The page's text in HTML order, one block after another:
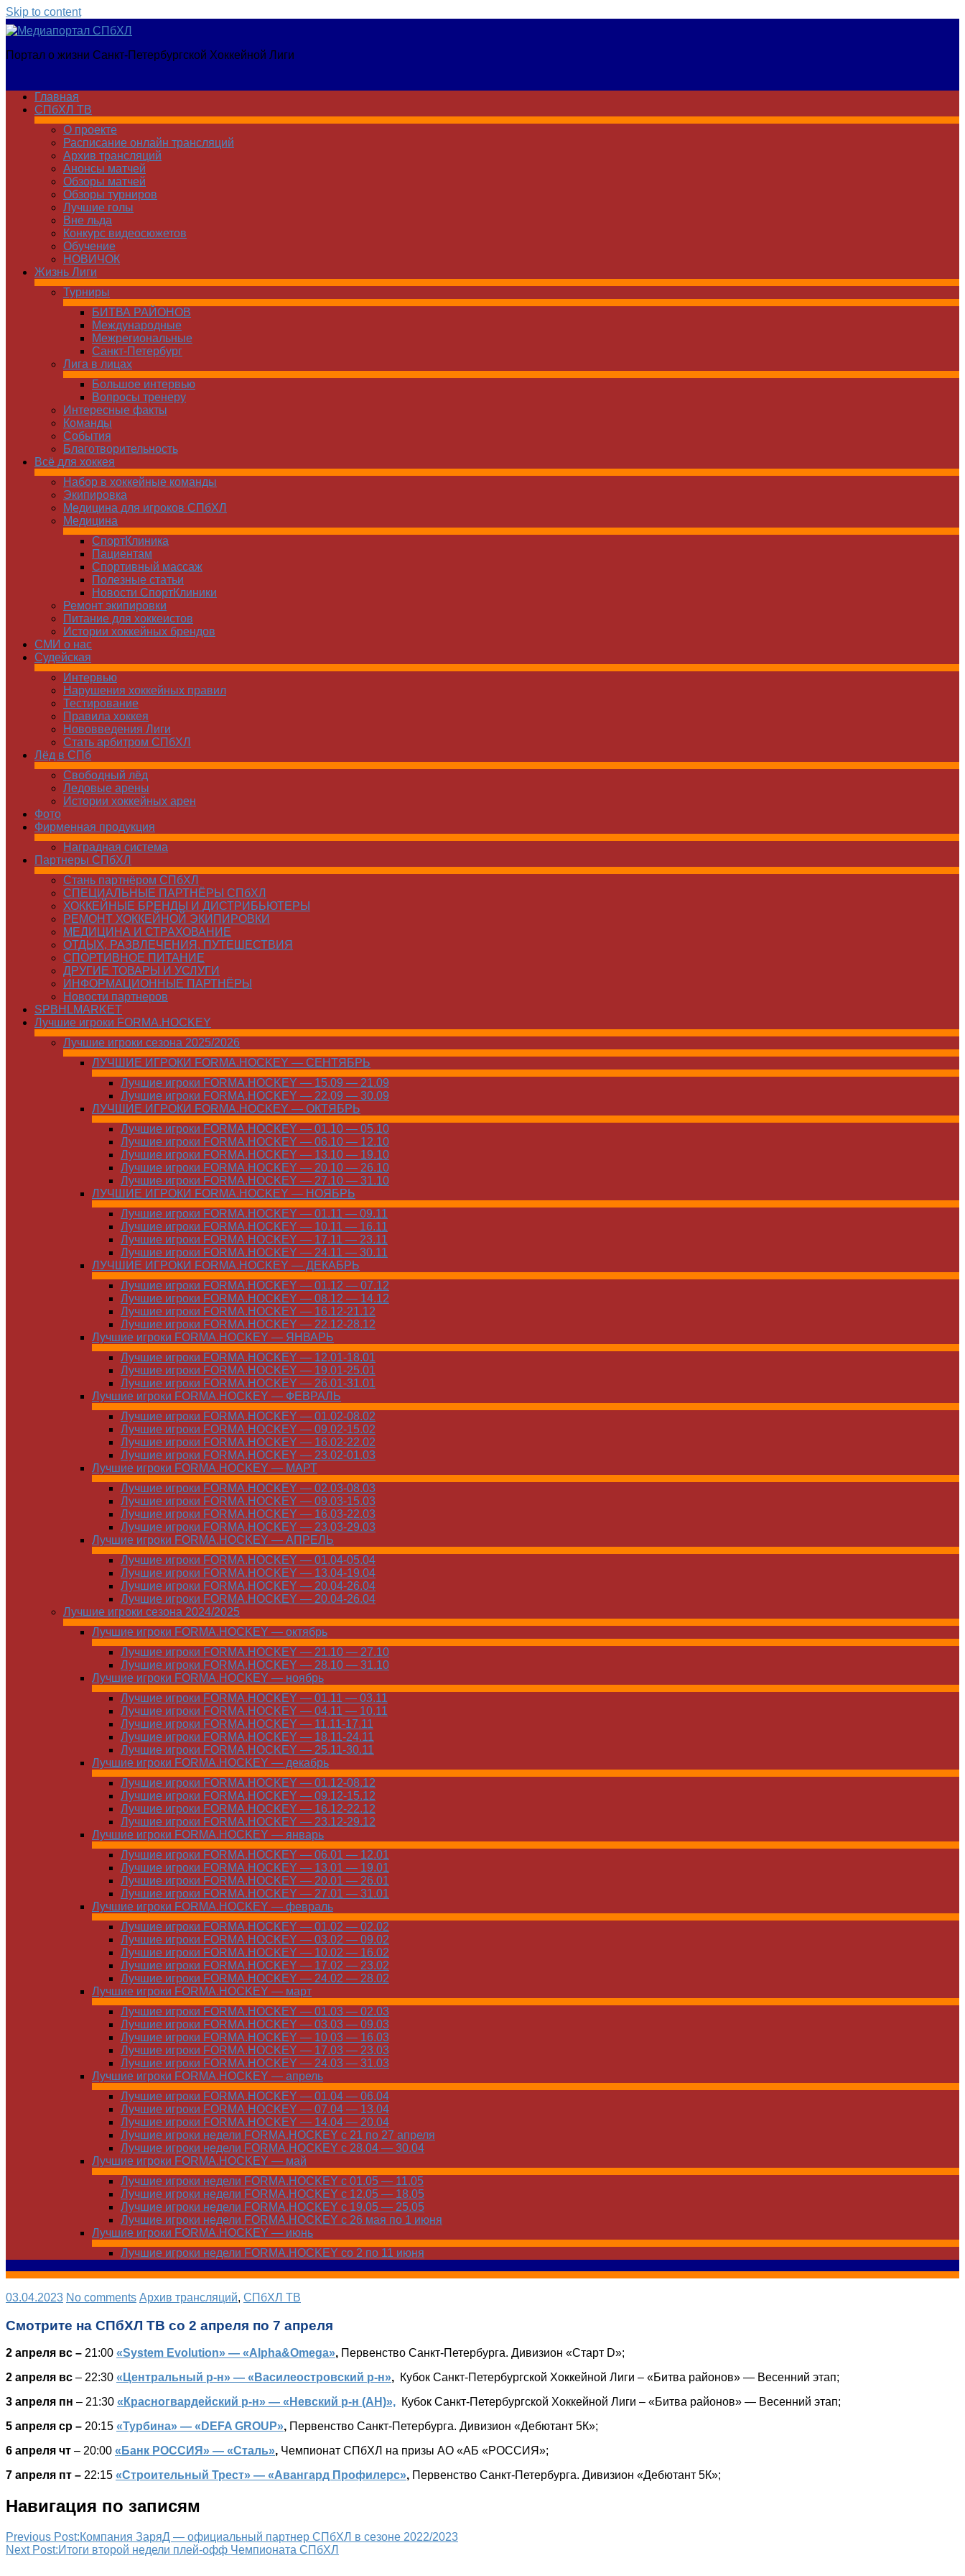
Skip to content
Медиапортал
Портал о жизни Санкт-Петербургской Хоккейной Лиги
Главная
СПбХЛ ТВ
О проекте
Расписание онлайн трансляций
Архив трансляций
Анонсы матчей
Обзоры матчей
Обзоры турниров
Лучшие голы
Вне льда
Конкурс видеосюжетов
Обучение
НОВИЧОК
Жизнь Лиги
Турниры
БИТВА РАЙОНОВ
Международные
Межрегиональные
Санкт-Петербург
Лига в лицах
Большое интервью
Вопросы тренеру
Интересные факты
Команды
Cобытия
Благотворительность
Всё для хоккея
Набор в хоккейные команды
Экипировка
Медицина для игроков СПбХЛ
Медицина
СпортКлиника
Пациентам
Спортивный массаж
Полезные статьи
Новости СпортКлиники
Ремонт экипировки
Питание для хоккеистов
Истории хоккейных брендов
СМИ о нас
Судейская
Интервью
Нарушения хоккейных правил
Тестирование
Правила хоккея
Нововведения Лиги
Стать арбитром СПбХЛ
Лёд в СПб
Свободный лёд
Ледовые арены
Истории хоккейных арен
Фото
Фирменная продукция
Наградная система
Партнеры СПбХЛ
Стань партнёром СПбХЛ
СПЕЦИАЛЬНЫЕ ПАРТНЁРЫ СПбХЛ
ХОККЕЙНЫЕ БРЕНДЫ И ДИСТРИБЬЮТЕРЫ
РЕМОНТ ХОККЕЙНОЙ ЭКИПИРОВКИ
МЕДИЦИНА И СТРАХОВАНИЕ
ОТДЫХ, РАЗВЛЕЧЕНИЯ, ПУТЕШЕСТВИЯ
СПОРТИВНОЕ ПИТАНИЕ
ДРУГИЕ ТОВАРЫ И УСЛУГИ
ИНФОРМАЦИОННЫЕ ПАРТНЁРЫ
Новости партнеров
SPBHLMARKET
Лучшие игроки FORMA.HOCKEY
Лучшие игроки сезона 2025/2026
ЛУЧШИЕ ИГРОКИ FORMA.HOCKEY — СЕНТЯБРЬ
Лучшие игроки FORMA.HOCKEY — 15.09 — 21.09
Лучшие игроки FORMA.HOCKEY — 22.09 — 30.09
ЛУЧШИЕ ИГРОКИ FORMA.HOCKEY — ОКТЯБРЬ
Лучшие игроки FORMA.HOCKEY — 01.10 — 05.10
Лучшие игроки FORMA.HOCKEY — 06.10 — 12.10
Лучшие игроки FORMA.HOCKEY — 13.10 — 19.10
Лучшие игроки FORMA.HOCKEY — 20.10 — 26.10
Лучшие игроки FORMA.HOCKEY — 27.10 — 31.10
ЛУЧШИЕ ИГРОКИ FORMA.HOCKEY — НОЯБРЬ
Лучшие игроки FORMA.HOCKEY — 01.11 — 09.11
Лучшие игроки FORMA.HOCKEY — 10.11 — 16.11
Лучшие игроки FORMA.HOCKEY — 17.11 — 23.11
Лучшие игроки FORMA.HOCKEY — 24.11 — 30.11
ЛУЧШИЕ ИГРОКИ FORMA.HOCKEY — ДЕКАБРЬ
Лучшие игроки FORMA.HOCKEY — 01.12 — 07.12
Лучшие игроки FORMA.HOCKEY — 08.12 — 14.12
Лучшие игроки FORMA.HOCKEY — 16.12-21.12
Лучшие игроки FORMA.HOCKEY — 22.12-28.12
Лучшие игроки FORMA.HOCKEY — ЯНВАРЬ
Лучшие игроки FORMA.HOCKEY — 12.01-18.01
Лучшие игроки FORMA.HOCKEY — 19.01-25.01
Лучшие игроки FORMA.HOCKEY — 26.01-31.01
Лучшие игроки FORMA.HOCKEY — ФЕВРАЛЬ
Лучшие игроки FORMA.HOCKEY — 01.02-08.02
Лучшие игроки FORMA.HOCKEY — 09.02-15.02
Лучшие игроки FORMA.HOCKEY — 16.02-22.02
Лучшие игроки FORMA.HOCKEY — 23.02-01.03
Лучшие игроки FORMA.HOCKEY — МАРТ
Лучшие игроки FORMA.HOCKEY — 02.03-08.03
Лучшие игроки FORMA.HOCKEY — 09.03-15.03
Лучшие игроки FORMA.HOCKEY — 16.03-22.03
Лучшие игроки FORMA.HOCKEY — 23.03-29.03
Лучшие игроки FORMA.HOCKEY — АПРЕЛЬ
Лучшие игроки FORMA.HOCKEY — 01.04-05.04
Лучшие игроки FORMA.HOCKEY — 13.04-19.04
Лучшие игроки FORMA.HOCKEY — 20.04-26.04
Лучшие игроки FORMA.HOCKEY — 20.04-26.04
Лучшие игроки сезона 2024/2025
Лучшие игроки FORMA.HOCKEY — октябрь
Лучшие игроки FORMA.HOCKEY — 21.10 — 27.10
Лучшие игроки FORMA.HOCKEY — 28.10 — 31.10
Лучшие игроки FORMA.HOCKEY — ноябрь
Лучшие игроки FORMA.HOCKEY — 01.11 — 03.11
Лучшие игроки FORMA.HOCKEY — 04.11 — 10.11
Лучшие игроки FORMA.HOCKEY — 11.11-17.11
Лучшие игроки FORMA.HOCKEY — 18.11-24.11
Лучшие игроки FORMA.HOCKEY — 25.11-30.11
Лучшие игроки FORMA.HOCKEY — декабрь
Лучшие игроки FORMA.HOCKEY — 01.12-08.12
Лучшие игроки FORMA.HOCKEY — 09.12-15.12
Лучшие игроки FORMA.HOCKEY — 16.12-22.12
Лучшие игроки FORMA.HOCKEY — 23.12-29.12
Лучшие игроки FORMA.HOCKEY — январь
Лучшие игроки FORMA.HOCKEY — 06.01 — 12.01
Лучшие игроки FORMA.HOCKEY — 13.01 — 19.01
Лучшие игроки FORMA.HOCKEY — 20.01 — 26.01
Лучшие игроки FORMA.HOCKEY — 27.01 — 31.01
Лучшие игроки FORMA.HOCKEY — февраль
Лучшие игроки FORMA.HOCKEY — 01.02 — 02.02
Лучшие игроки FORMA.HOCKEY — 03.02 — 09.02
Лучшие игроки FORMA.HOCKEY — 10.02 — 16.02
Лучшие игроки FORMA.HOCKEY — 17.02 — 23.02
Лучшие игроки FORMA.HOCKEY — 24.02 — 28.02
Лучшие игроки FORMA.HOCKEY — март
Лучшие игроки FORMA.HOCKEY — 01.03 — 02.03
Лучшие игроки FORMA.HOCKEY — 03.03 — 09.03
Лучшие игроки FORMA.HOCKEY — 10.03 — 16.03
Лучшие игроки FORMA.HOCKEY — 17.03 — 23.03
Лучшие игроки FORMA.HOCKEY — 24.03 — 31.03
Лучшие игроки FORMA.HOCKEY — апрель
Лучшие игроки FORMA.HOCKEY — 01.04 — 06.04
Лучшие игроки FORMA.HOCKEY — 07.04 — 13.04
Лучшие игроки FORMA.HOCKEY — 14.04 — 20.04
Лучшие игроки недели FORMA.HOCKEY с 21 по 27 апреля
Лучшие игроки недели FORMA.HOCKEY с 28.04 — 30.04
Лучшие игроки FORMA.HOCKEY — май
Лучшие игроки недели FORMA.HOCKEY с 01.05 — 11.05
Лучшие игроки недели FORMA.HOCKEY с 12.05 — 18.05
Лучшие игроки недели FORMA.HOCKEY с 19.05 — 25.05
Лучшие игроки недели FORMA.HOCKEY с 26 мая по 1 июня
Лучшие игроки FORMA.HOCKEY — июнь
Лучшие игроки недели FORMA.HOCKEY со 2 по 11 июня
03.04.2023 No comments Архив трансляций, СПбХЛ ТВ
Смотрите на СПбХЛ ТВ со 2 апреля по 7 апреля
2 апреля вс – 21:00 «System Evolution» — «Alpha&Omega», Первенство Санкт-Петербурга. Дивизион «Старт D»;
2 апреля вс – 22:30 «Центральный р-н» — «Василеостровский р-н», Кубок Санкт-Петербургской Хоккейной Лиги – «Битва районов» — Весенний этап;
3 апреля пн – 21:30 «Красногвардейский р-н» — «Невский р-н (АН)», Кубок Санкт-Петербургской Хоккейной Лиги – «Битва районов» — Весенний этап;
5 апреля ср – 20:15 «Турбина» — «DEFA GROUP», Первенство Санкт-Петербурга. Дивизион «Дебютант 5К»;
6 апреля чт – 20:00 «Банк РОССИЯ» — «Сталь», Чемпионат СПбХЛ на призы АО «АБ «РОССИЯ»;
7 апреля пт – 22:15 «Строительный Трест» — «Авангард Профилерс», Первенство Санкт-Петербурга. Дивизион «Дебютант 5К»;
Навигация по записям
Previous Post:Компания ЗаряД — официальный партнер СПбХЛ в сезоне 2022/2023
Next Post:Итоги второй недели плей-офф Чемпионата СПбХЛ